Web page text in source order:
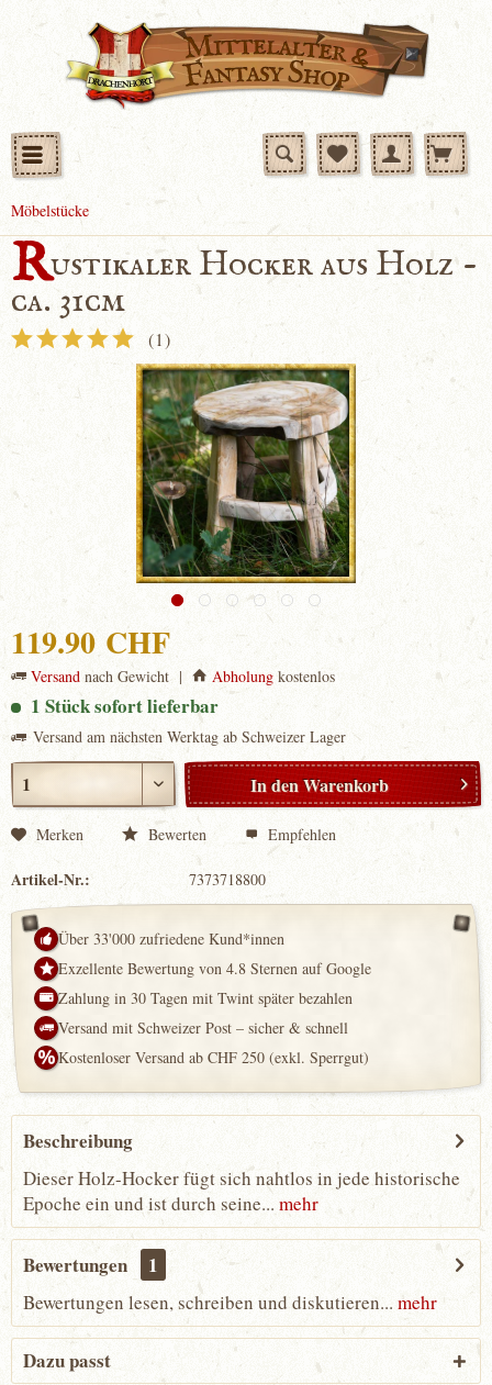
Möbelstücke
Rustikaler Hocker aus Holz -
ca. 31cm
(1)
119.90 CHF
Versandnach Gewicht | Abholungkostenlos
1 Stück sofort lieferbar
Versand am nächsten Werktag ab Schweizer Lager
In denWarenkorb
Merken Bewerten Empfehlen
Artikel-Nr.: 7373718800
Über 33'000 zufriedene Kund*innen
Exzellente Bewertung von 4.8 Sternen auf Google
Zahlung in 30 Tagen mit Twint später bezahlen
Versand mit Schweizer Post – sicher & schnell
Kostenloser Versand ab CHF 250 (exkl. Sperrgut)
Beschreibung
Dieser Holz-Hocker fügt sich nahtlos in jede historische
Epoche ein und ist durch seine... mehr
Bewertungen 1
Bewertungen lesen, schreiben und diskutieren... mehr
Dazu passt